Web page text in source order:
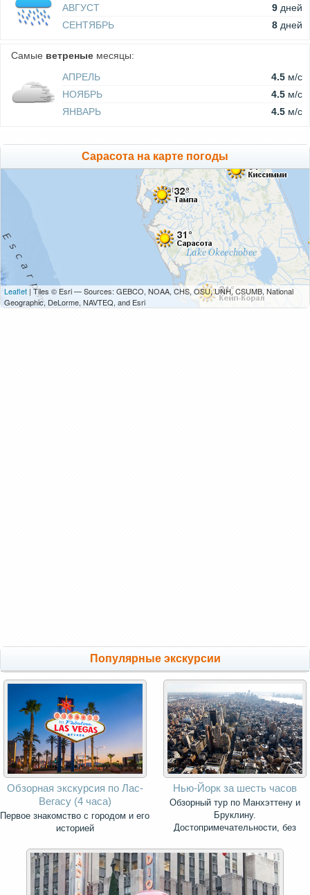
АВГУСТ
9 дней
СЕНТЯБРЬ
8 дней
Самые ветреные месяцы:
АПРЕЛЬ
4.5 м/c
НОЯБРЬ
4.5 м/c
ЯНВАРЬ
4.5 м/c
Сарасота на карте погоды
Leaflet | Tiles © Esri — Sources: GEBCO, NOAA, CHS, OSU, UNH, CSUMB, National
Geographic, DeLorme, NAVTEQ, and Esri
Популярные экскурсии
Обзорная экскурсия по Лас-
Вегасу (4 часа)
Первое знакомство с городом и его
историей
Нью-Йорк за шесть часов
Обзорный тур по Манхэттену и
Бруклину.
Достопримечательности, без
себе Нью-Йорк.